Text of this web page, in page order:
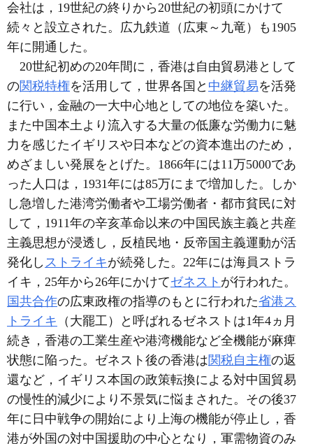
会社は，19世紀の終りから20世紀の初頭にかけて
続々と設立された。広九鉄道（広東～九竜）も1905
年に開通した。
20世紀初めの20年間に，香港は自由貿易港として
の関税特権を活用して，世界各国と 中継貿易を活発
に行い，金融の一大中心地としての地位を築いた。
また中国本土より流入する大量の低廉な労働力に魅
力を感じたイギリスや日本などの資本進出のため，
めざましい発展をとげた。1866年には11万5000であ
った人口は，1931年には85万にまで増加した。しか
し急増した港湾労働者や工場労働者・都市貧民に対
して，1911年の辛亥革命以来の中国民族主義と共産
主義思想が浸透し，反植民地・反帝国主義運動が活
発化し ストライキが続発した。22年には海員ストラ
イキ，25年から26年にかけてゼネスト が行われた。
国共合作の広東政権の指導のもとに行われた省港ス
トライキ （大罷工）と呼ばれるゼネストは1年4ヵ月
続き，香港の工業生産や港湾機能など全機能が麻痺
状態に陥った。ゼネスト後の香港は関税自主権の返
還など，イギリス本国の政策転換による対中国貿易
の慢性的減少により不景気に悩まされた。その後37
年に日中戦争の開始により上海の機能が停止し，香
港が外国の対中国援助の中心となり，軍需物資のみ